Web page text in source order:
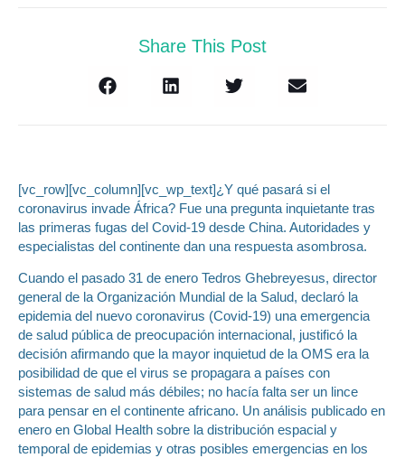
Share This Post
[vc_row][vc_column][vc_wp_text]¿Y qué pasará si el
coronavirus invade África? Fue una pregunta inquietante tras
las primeras fugas del Covid-19 desde China. Autoridades y
especialistas del continente dan una respuesta asombrosa.
Cuando el pasado 31 de enero Tedros Ghebreyesus, director
general de la Organización Mundial de la Salud, declaró la
epidemia del nuevo coronavirus (Covid-19) una emergencia
de salud pública de preocupación internacional, justificó la
decisión afirmando que la mayor inquietud de la OMS era la
posibilidad de que el virus se propagara a países con
sistemas de salud más débiles; no hacía falta ser un lince
para pensar en el continente africano. Un análisis publicado en
enero en Global Health sobre la distribución espacial y
temporal de epidemias y otras posibles emergencias en los